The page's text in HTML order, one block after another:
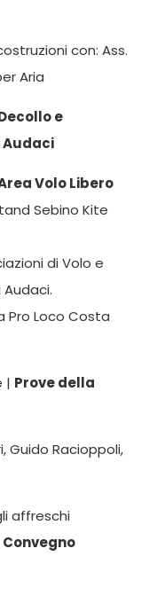
con: Ass.
Aria
e
Volo Libero
Sebino Kite
di Volo e
Pro Loco Costa
| Prove della
Guido Racioppoli,
affreschi
Convegno